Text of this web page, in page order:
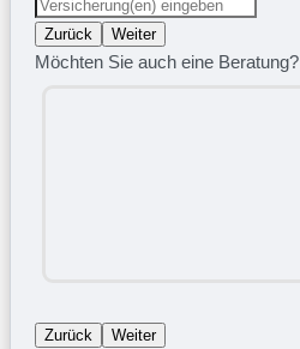
Zurück Weiter
Möchten Sie auch eine Beratung?
Zurück Weiter